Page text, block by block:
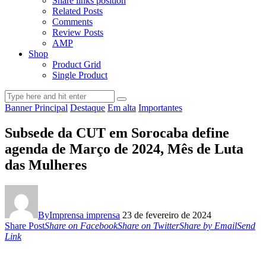
Related Posts
Comments
Review Posts
AMP
Shop
Product Grid
Single Product
Banner Principal Destaque Em alta Importantes
Subsede da CUT em Sorocaba define
agenda de Março de 2024, Mês de Luta
das Mulheres
ByImprensa imprensa 23 de fevereiro de 2024
Share PostShare on FacebookShare on TwitterShare by EmailSend
Link